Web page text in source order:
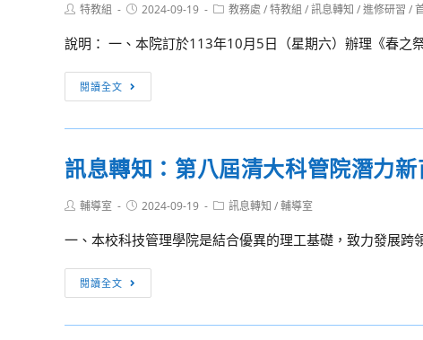
度
英
字
成
揭
曉
Post特教組
Post2024-09-19
Post教務處 /特教組 /訊息轉知 /進修研習 /
說明： 一、本院訂於113年10月5日（星期六）辦理《春之
閱讀全文
息
轉
《春
祭》
身、
嚮-
訊息轉知：第八屆清大科管院潛力
Post輔導室
Post2024-09-19
Post訊息轉知 /輔導室
一、本校科技管理學院是結合優異的理工基礎，致力發展跨
閱讀全文
息
轉